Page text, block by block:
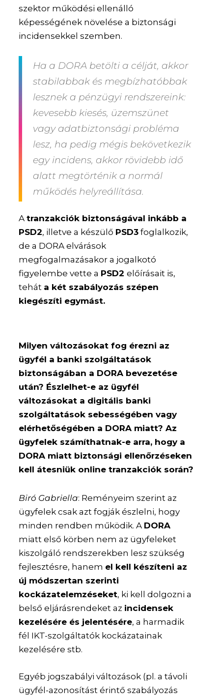
szektor működési ellenálló
képességének növelése a biztonsági
incidensekkel szemben.
Ha a DORA betölti a célját, akkor
stabilabbak és megbízhatóbbak
lesznek a pénzügyi rendszereink:
kevesebb kiesés, üzemszünet
vagy adatbiztonsági probléma
lesz, ha pedig mégis bekövetkezik
egy incidens, akkor rövidebb idő
alatt megtörténik a normál
működés helyreállítása.
Atranzakciók biztonságával inkább a
PSD2, illetve a készülő PSD3 foglalkozik,
de a DORA elvárások
megfogalmazásakor a jogalkotó
figyelembe vette a PSD2előírásait is,
tehát a két szabályozás szépen
kiegészíti egymást.
Milyen változásokat fog érezni az
ügyfél a banki szolgáltatások
biztonságában a DORA bevezetése
után? Észlelhet-e az ügyfél
változásokat a digitális banki
szolgáltatások sebességében vagy
elérhetőségében a DORA miatt? Az
ügyfelek számíthatnak-e arra, hogy a
DORA miatt biztonsági ellenőrzéseken
kell átesniük online tranzakciók során?
Biró Gabriella: Reményeim szerint az
ügyfelek csak azt fogják észlelni, hogy
minden rendben működik. A DORA
miatt első körben nem az ügyfeleket
kiszolgáló rendszerekben lesz szükség
fejlesztésre, hanem el kell készíteni az
új módszertan szerinti
kockázatelemzéseket, ki kell dolgozni a
belső eljárásrendeket az incidensek
kezelésére és jelentésére, a harmadik
fél IKT-szolgáltatók kockázatainak
kezelésére stb.
Egyéb jogszabályi változások (pl. a távoli
ügyfél-azonosítást érintő szabályozás